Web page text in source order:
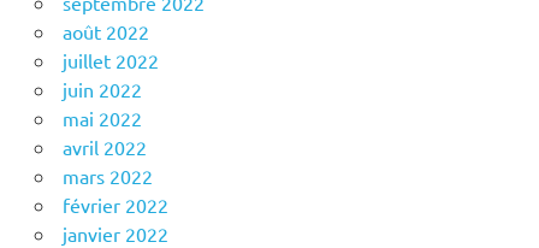
août 2022
juillet 2022
juin 2022
mai 2022
avril 2022
mars 2022
février 2022
janvier 2022